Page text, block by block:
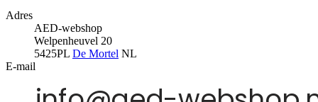
Adres
AED-webshop
Welpenheuvel 20
5425PL De Mortel NL
E-mail